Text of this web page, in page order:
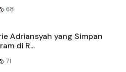
68
Adriansyah yang Simpan
di R...
71